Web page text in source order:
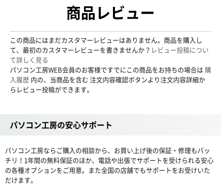
商品レビュー
この商品にはまだカスタマーレビューはありません。商品を購入し
て、最初のカスタマーレビューを書きませんか？ レビュー投稿につい
て詳しく見る
パソコン工房WEB会員のお客様ですでにこの商品をお持ちの場合は 購
入履歴 内の、当商品を含む 注文内容確認ボタンより注文内容詳細か
らレビュー投稿ができます。
パソコン工房の安心サポート
パソコン工房ならご購入の相談から、お買い上げ後の保証・修理もバッ
チリ！1年間の無料保証のほか、電話や出張でサポートを受けられる安心
の各種オプションをご用意。また全国の店舗でもサポートをお受けいた
だけます。